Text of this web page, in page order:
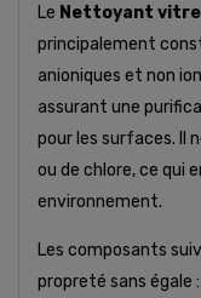
Le Nettoyant
principalement
anioniques et non
assurant une
pour les surfaces. Il
ou de chlore, ce qui
environnement.
Les composants
propreté sans égale :